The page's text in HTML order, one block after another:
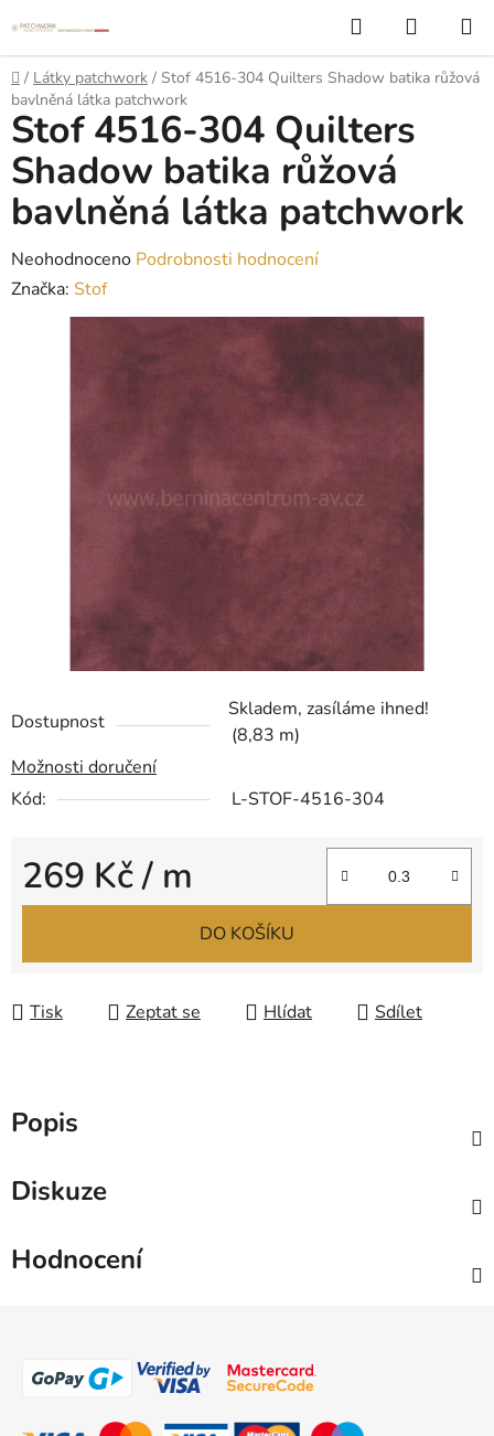
na
obsah
Hledat
KOŠÍK
Domů
/ Látky patchwork / Stof 4516-304 Quilters Shadow batika růžová
bavlněná látka patchwork
Dostupnost
Skladem, zasíláme ihned!
(8,83 m)
Možnosti doručení
Kód:
L-STOF-4516-304
269 Kč/ m
Měrná cena:
DO KOŠÍKU
Tisk Zeptat se Hlídat Sdílet
Stof 4516-304 Quilters
Shadow batika růžová
bavlněná látka patchwork
Průměrné
hodnocení
produktu
Neohodnoceno Podrobnosti hodnocení
Značka: Stof
Popis
Diskuze
Hodnocení